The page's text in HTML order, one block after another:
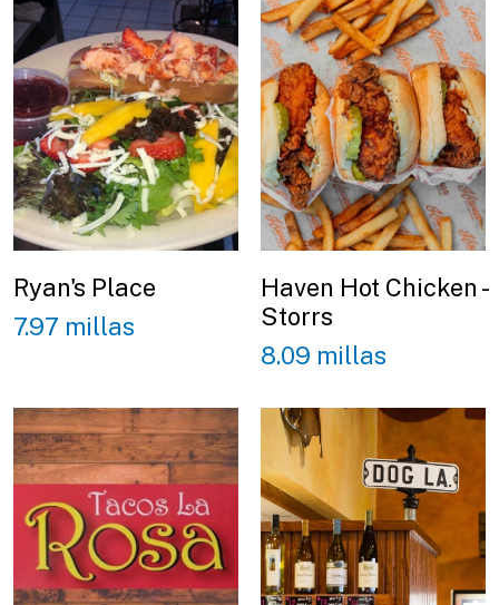
Ryan's Place
7.97 millas
Haven Hot Chicken -
Storrs
8.09 millas